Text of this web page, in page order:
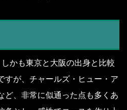
かも東京と大阪の出身と比較
すが、チャールズ・ヒュー・ア
ど、非常に似通った点も多くあ